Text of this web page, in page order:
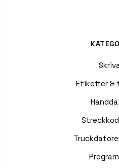
Etiketter &